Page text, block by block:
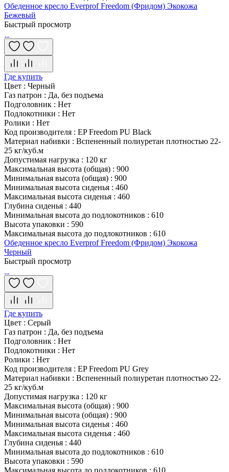
Обеденное кресло Everprof Freedom (Фридом) Экокожа
Бежевый
Быстрый просмотр
Где купить
Цвет : Черный
Газ патрон : Да, без подъема
Подголовник : Нет
Подлокотники : Нет
Ролики : Нет
Код производителя : EP Freedom PU Black
Материал набивки : Вспененный полиуретан плотностью 22-
25 кг/куб.м
Допустимая нагрузка : 120 кг
Максимальная высота (общая) : 900
Минимальная высота (общая) : 900
Минимальная высота сиденья : 460
Максимальная высота сиденья : 460
Глубина сиденья : 440
Минимальная высота до подлокотников : 610
Высота упаковки : 590
Максимальная высота до подлокотников : 610
Обеденное кресло Everprof Freedom (Фридом) Экокожа
Черный
Быстрый просмотр
Где купить
Цвет : Серый
Газ патрон : Да, без подъема
Подголовник : Нет
Подлокотники : Нет
Ролики : Нет
Код производителя : EP Freedom PU Grey
Материал набивки : Вспененный полиуретан плотностью 22-
25 кг/куб.м
Допустимая нагрузка : 120 кг
Максимальная высота (общая) : 900
Минимальная высота (общая) : 900
Минимальная высота сиденья : 460
Максимальная высота сиденья : 460
Глубина сиденья : 440
Минимальная высота до подлокотников : 610
Высота упаковки : 590
Максимальная высота до подлокотников : 610